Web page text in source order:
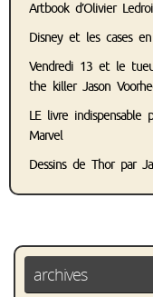
Artbook d’Olivier
Disney et les cases
Vendredi 13 et le
the killer Jason
LE livre indispensable
Marvel
Dessins de Thor par
archives